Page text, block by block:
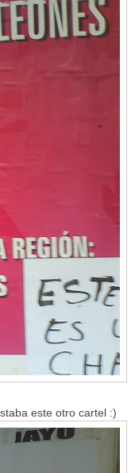
este otro cartel :)